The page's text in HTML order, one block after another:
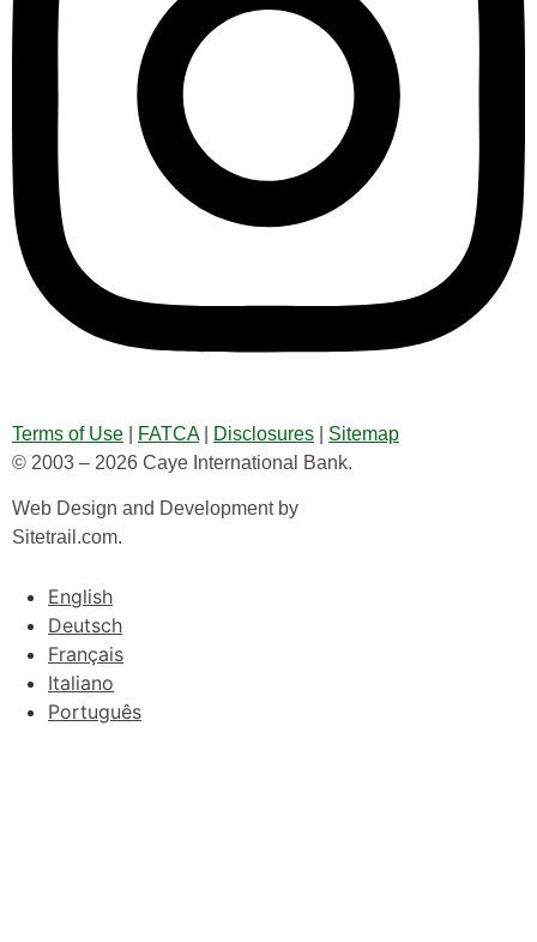
Terms of Use FATCA| Disclosures
Sitemap
© 2003 – 2026 Caye International Bank.
Web Design and Development by
Sitetrail.com.
English
Deutsch
Français
Italiano
Português